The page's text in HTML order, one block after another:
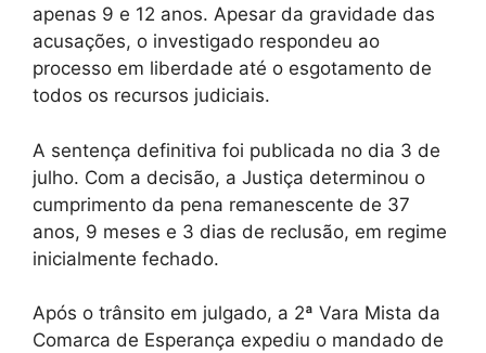
apenas 9 e 12 anos. Apesar da gravidade das
acusações, o investigado respondeu ao
processo em liberdade até o esgotamento de
todos os recursos judiciais.
A sentença definitiva foi publicada no dia 3 de
julho. Com a decisão, a Justiça determinou o
cumprimento da pena remanescente de 37
anos, 9 meses e 3 dias de reclusão, em regime
inicialmente fechado.
Após o trânsito em julgado, a 2ª Vara Mista da
Comarca de Esperança expediu o mandado de